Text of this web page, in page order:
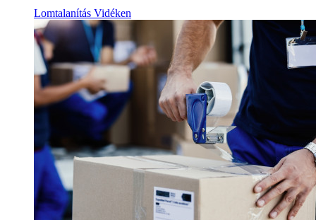
Lomtalanítás Vidéken